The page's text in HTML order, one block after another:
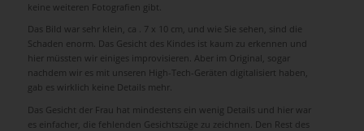
keine weiteren Fotografien gibt.
Das Bild war sehr klein, ca . 7 x 10 cm, und wie Sie sehen, sind die
Schaden enorm. Das Gesicht des Kindes ist kaum zu erkennen und
hier müssten wir einiges improvisieren. Aber im Original, sogar
nachdem wir es mit unseren High-Tech-Geräten digitalisiert haben,
gab es wirklich keine Details mehr.
Das Gesicht der Frau hat mindestens ein wenig Details und hier war
es einfacher, die fehlenden Gesichtszüge zu zeichnen. Den Rest des